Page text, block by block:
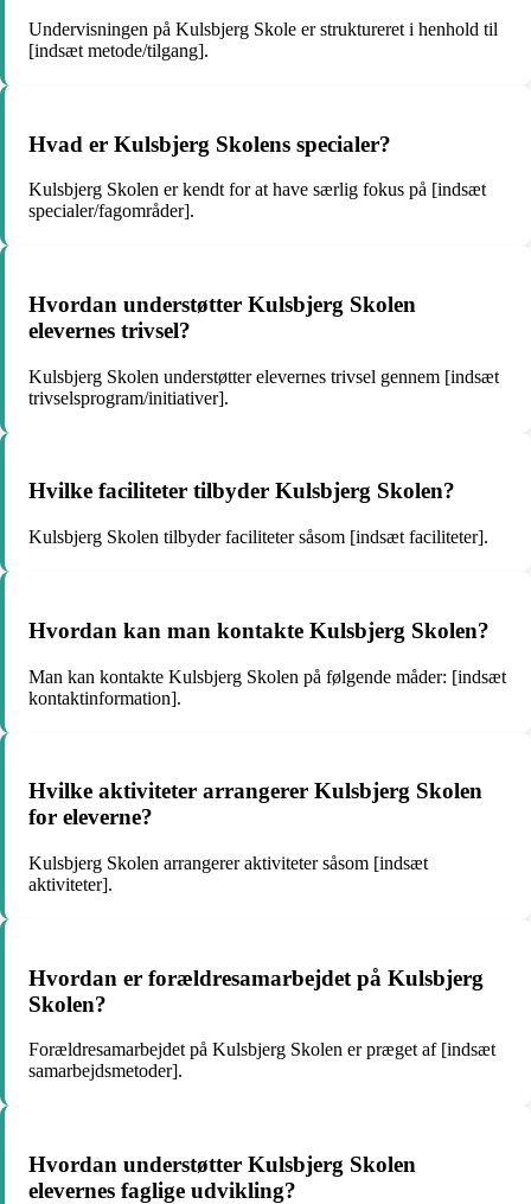
Undervisningen på Kulsbjerg Skole er struktureret i henhold til
[indsæt metode/tilgang].
Hvad er Kulsbjerg Skolens specialer?
Kulsbjerg Skolen er kendt for at have særlig fokus på [indsæt
specialer/fagområder].
Hvordan understøtter Kulsbjerg Skolen
elevernes trivsel?
Kulsbjerg Skolen understøtter elevernes trivsel gennem [indsæt
trivselsprogram/initiativer].
Hvilke faciliteter tilbyder Kulsbjerg Skolen?
Kulsbjerg Skolen tilbyder faciliteter såsom [indsæt faciliteter].
Hvordan kan man kontakte Kulsbjerg Skolen?
Man kan kontakte Kulsbjerg Skolen på følgende måder: [indsæt
kontaktinformation].
Hvilke aktiviteter arrangerer Kulsbjerg Skolen
for eleverne?
Kulsbjerg Skolen arrangerer aktiviteter såsom [indsæt
aktiviteter].
Hvordan er forældresamarbejdet på Kulsbjerg
Skolen?
Forældresamarbejdet på Kulsbjerg Skolen er præget af [indsæt
samarbejdsmetoder].
Hvordan understøtter Kulsbjerg Skolen
elevernes faglige udvikling?